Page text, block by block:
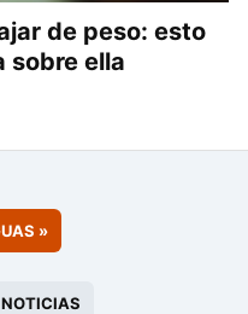
de peso: esto
sobre ella
»